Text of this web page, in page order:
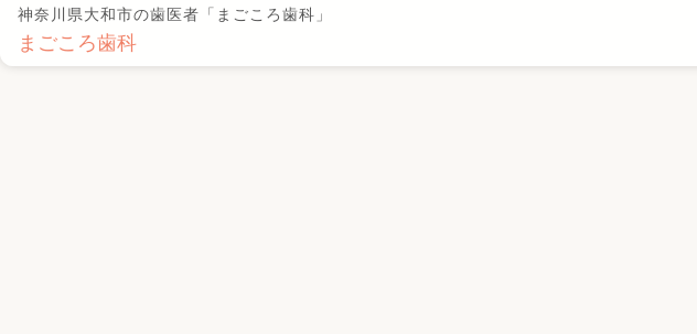
神奈川県大和市の歯医者「まごころ歯科」
まごころ歯科